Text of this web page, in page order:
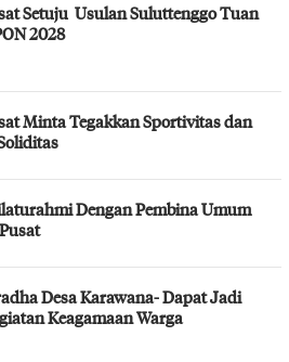
Setuju Usulan Suluttenggo Tuan
2028
Minta Tegakkan Sportivitas dan
Dengan Pembina Umum
Desa Karawana- Dapat Jadi
Keagamaan Warga